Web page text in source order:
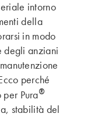
intorno
della
in modo
degli anziani
perché
Pura®
stabilità del